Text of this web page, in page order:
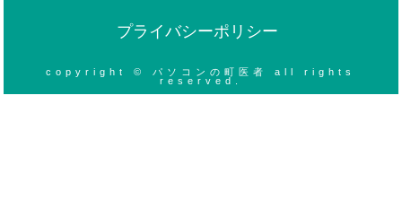
プライバシーポリシー
copyright © パソコンの町医者 all rights
reserved.